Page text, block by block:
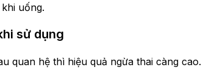
uống.
sử dụng
quan hệ thì hiệu quả ngừa thai càng cao.